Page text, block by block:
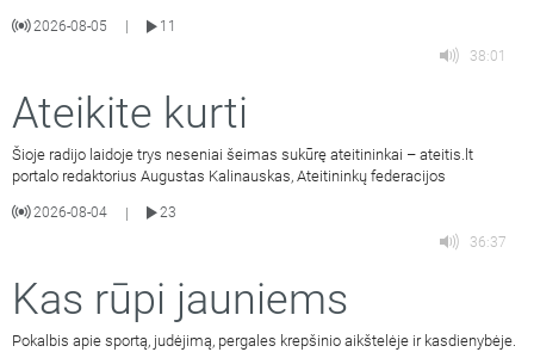
2026-08-05
11
38:01
Ateikite kurti
Šioje radijo laidoje trys neseniai šeimas sukūrę ateitininkai – ateitis.lt
portalo redaktorius Augustas Kalinauskas, Ateitininkų federacijos
2026-08-04 |
23
36:37
Kas rūpi jauniems
Pokalbis apie sportą, judėjimą, pergales krepšinio aikštelėje ir kasdienybėje.